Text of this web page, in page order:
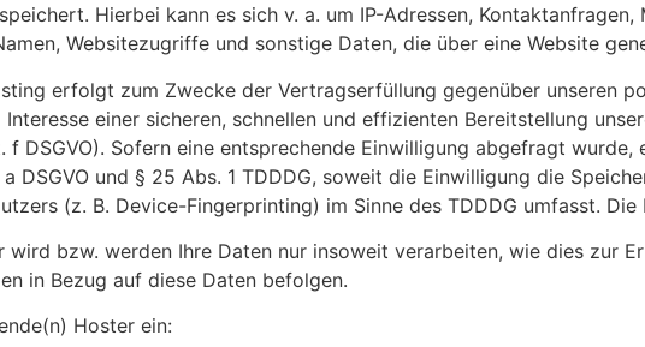
Hierbei kann es sich v. a. um IP-Adressen,
Websitezugriffe und sonstige Daten, die über eine Website
erfolgt zum Zwecke der Vertragserfüllung gegenüber unseren
Interesse einer sicheren, schnellen und effizienten Bereitstellung
f DSGVO). Sofern eine entsprechende Einwilligung abgefragt
DSGVO und § 25 Abs. 1 TDDDG, soweit die Einwilligung die
(z. B. Device-Fingerprinting) im Sinne des TDDDG umfasst.
wird bzw. werden Ihre Daten nur insoweit verarbeiten, wie dies zur
in Bezug auf diese Daten befolgen.
Hoster ein: